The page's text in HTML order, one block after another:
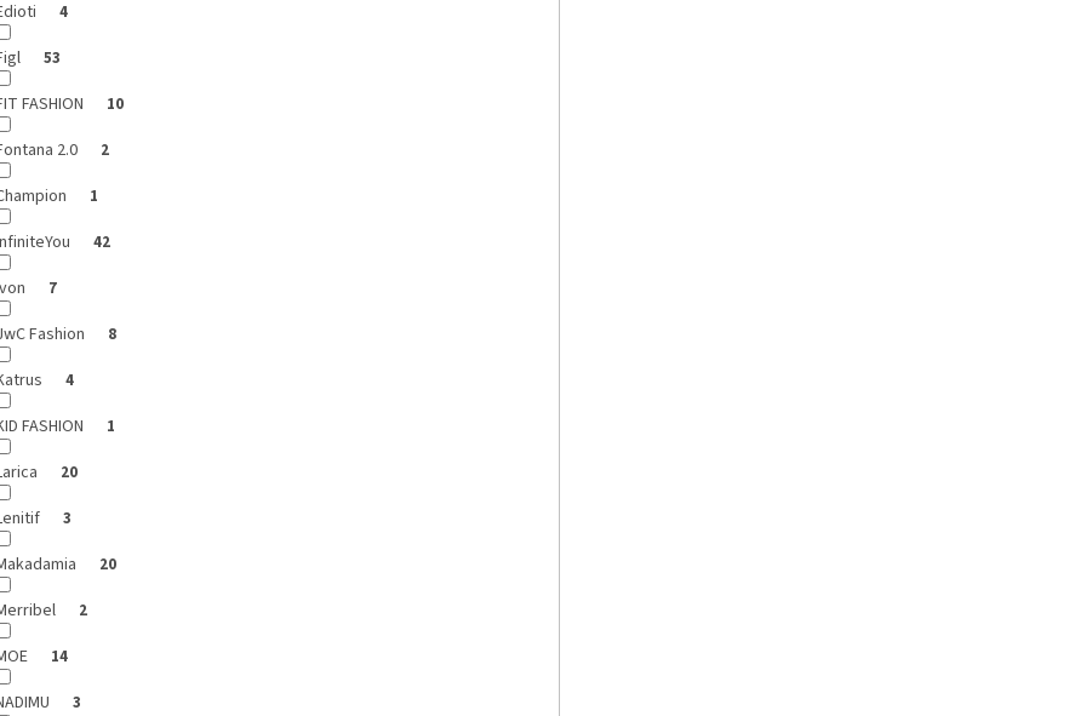
4
53
FASHION 10
2.0 2
1
42
7
Fashion 8
4
FASHION 1
20
3
20
2
14
3